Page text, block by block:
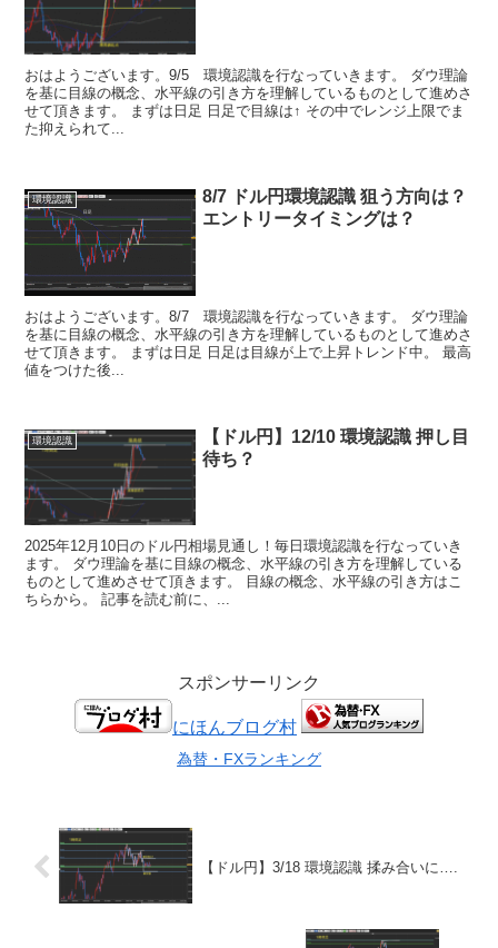
おはようございます。9/5 環境認識を行なっていきます。 ダウ理論
を基に目線の概念、水平線の引き方を理解しているものとして進めさ
せて頂きます。 まずは日足 日足で目線は↑ その中でレンジ上限でま
た抑えられて...
環境認識
8/7 ドル円環境認識 狙う方向は？
エントリータイミングは？
おはようございます。8/7 環境認識を行なっていきます。 ダウ理論
を基に目線の概念、水平線の引き方を理解しているものとして進めさ
せて頂きます。 まずは日足 日足は目線が上で上昇トレンド中。 最高
値をつけた後...
環境認識
【ドル円】12/10 環境認識 押し目
待ち？
2025年12月10日のドル円相場見通し！毎日環境認識を行なっていき
ます。 ダウ理論を基に目線の概念、水平線の引き方を理解している
ものとして進めさせて頂きます。 目線の概念、水平線の引き方はこ
ちらから。 記事を読む前に、...
スポンサーリンク
にほんブログ村
為替・FXランキング
【ドル円】3/18 環境認識 揉み合いに….